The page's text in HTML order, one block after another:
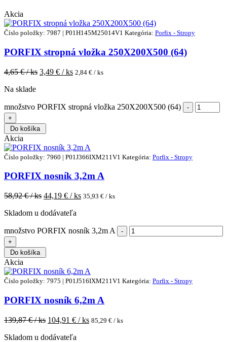
Akcia
Číslo položky: 7987 | P01H145M25014V1 Kategória: Porfix - Stropy
PORFIX stropná vložka 250X200X500 (64)
4,65€ / ks 3,49 € / ks 2,84 € / ks
Na sklade
množstvo PORFIX stropná vložka 250X200X500 (64)
Do košíka
Akcia
Číslo položky: 7960 | P01J366IXM211V1 Kategória: Porfix - Stropy
PORFIX nosník 3,2m A
58,92€ / ks 44,19 € / ks 35,93 € / ks
Skladom u dodávateľa
množstvo PORFIX nosník 3,2m A
Do košíka
Akcia
Číslo položky: 7975 | P01J516IXM211V1 Kategória: Porfix - Stropy
PORFIX nosník 6,2m A
139,87€ / ks 104,91 € / ks 85,29 € / ks
Skladom u dodávateľa